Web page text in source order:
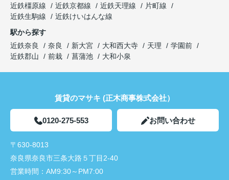
近鉄橿原線
近鉄京都線 近鉄天理線
片町線
近鉄生駒線
近鉄けいはんな線
駅から探す
近鉄奈良
奈良 新大宮 大和西大寺 天理
学園前
近鉄郡山
前栽 菖蒲池 大和小泉
賃貸のマサキ (正木商事株式会社）
0120-275-553 お問い合わせ
〒630-8013
奈良県奈良市三条大路５丁目2-40
営業時間： AM9:30～PM7:00